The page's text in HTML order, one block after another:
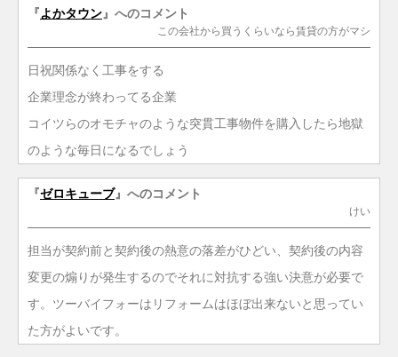
『よかタウン 』へのコメント
この会社から買うくらいなら賃貸の方がマシ
日祝関係なく工事をする
企業理念が終わってる企業
コイツらのオモチャのような突貫工事物件を購入したら地獄
のような毎日になるでしょう
『ゼロキューブ』へのコメント
けい
担当が契約前と契約後の熱意の落差がひどい、契約後の内容
変更の煽りが発生するのでそれに対抗する強い決意が必要で
す。ツーバイフォーはリフォームはほぼ出来ないと思ってい
た方がよいです。